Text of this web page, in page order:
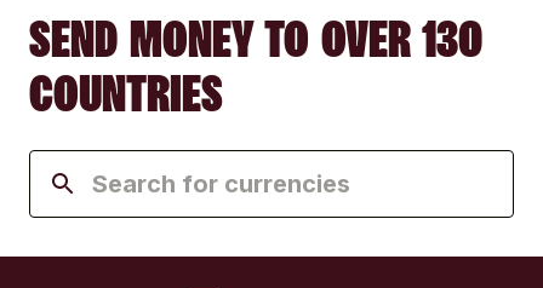
SEND MONEY TO OVER 130
COUNTRIES